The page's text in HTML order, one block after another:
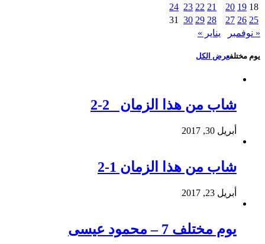
18
19
20
21
22
23
24
25
26
27
28
29
30
31
« نوفمبر
يناير »
يوم مختلفعرض الكل
شاب من هذا الزمان 2-2
أبريل 30, 2017
شاب من هذا الزمان 1-2
أبريل 23, 2017
يوم مختلف 7 – محمود عيسى